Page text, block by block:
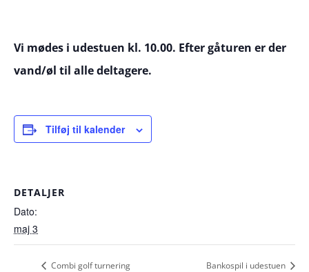
Vi mødes i udestuen kl. 10.00. Efter gåturen er der
vand/øl til alle deltagere.
Tilføj til kalender
DETALJER
Dato:
maj 3
Combi golf turnering Bankospil i udestuen